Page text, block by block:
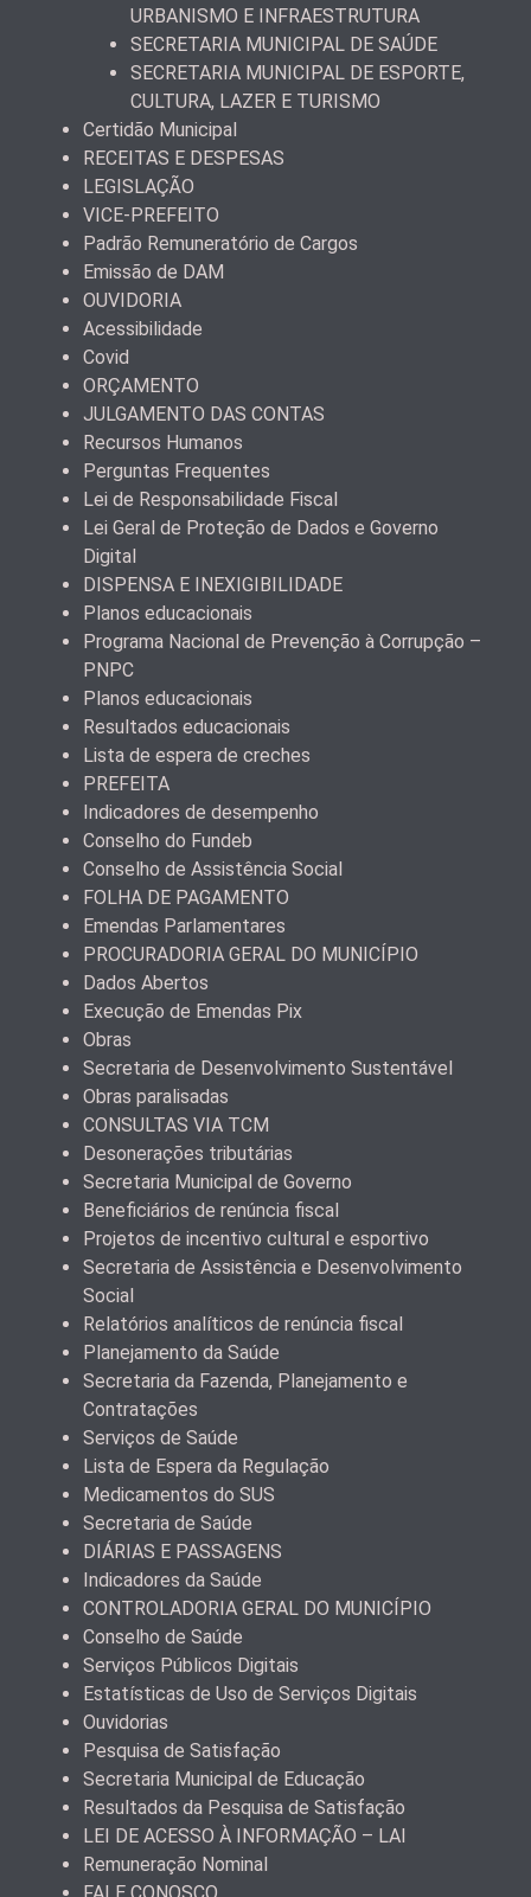
URBANISMO E INFRAESTRUTURA
SECRETARIA MUNICIPAL DE SAÚDE
SECRETARIA MUNICIPAL DE ESPORTE,
CULTURA, LAZER E TURISMO
Certidão Municipal
RECEITAS E DESPESAS
LEGISLAÇÃO
VICE-PREFEITO
Padrão Remuneratório de Cargos
Emissão de DAM
OUVIDORIA
Acessibilidade
Covid
ORÇAMENTO
JULGAMENTO DAS CONTAS
Recursos Humanos
Perguntas Frequentes
Lei de Responsabilidade Fiscal
Lei Geral de Proteção de Dados e Governo
Digital
DISPENSA E INEXIGIBILIDADE
Planos educacionais
Programa Nacional de Prevenção à Corrupção –
PNPC
Planos educacionais
Resultados educacionais
Lista de espera de creches
PREFEITA
Indicadores de desempenho
Conselho do Fundeb
Conselho de Assistência Social
FOLHA DE PAGAMENTO
Emendas Parlamentares
PROCURADORIA GERAL DO MUNICÍPIO
Dados Abertos
Execução de Emendas Pix
Obras
Secretaria de Desenvolvimento Sustentável
Obras paralisadas
CONSULTAS VIA TCM
Desonerações tributárias
Secretaria Municipal de Governo
Beneficiários de renúncia fiscal
Projetos de incentivo cultural e esportivo
Secretaria de Assistência e Desenvolvimento
Social
Relatórios analíticos de renúncia fiscal
Planejamento da Saúde
Secretaria da Fazenda, Planejamento e
Contratações
Serviços de Saúde
Lista de Espera da Regulação
Medicamentos do SUS
Secretaria de Saúde
DIÁRIAS E PASSAGENS
Indicadores da Saúde
CONTROLADORIA GERAL DO MUNICÍPIO
Conselho de Saúde
Serviços Públicos Digitais
Estatísticas de Uso de Serviços Digitais
Ouvidorias
Pesquisa de Satisfação
Secretaria Municipal de Educação
Resultados da Pesquisa de Satisfação
LEI DE ACESSO À INFORMAÇÃO – LAI
Remuneração Nominal